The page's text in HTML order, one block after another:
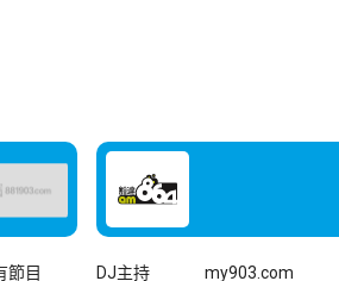
節目 DJ主持 my903.com